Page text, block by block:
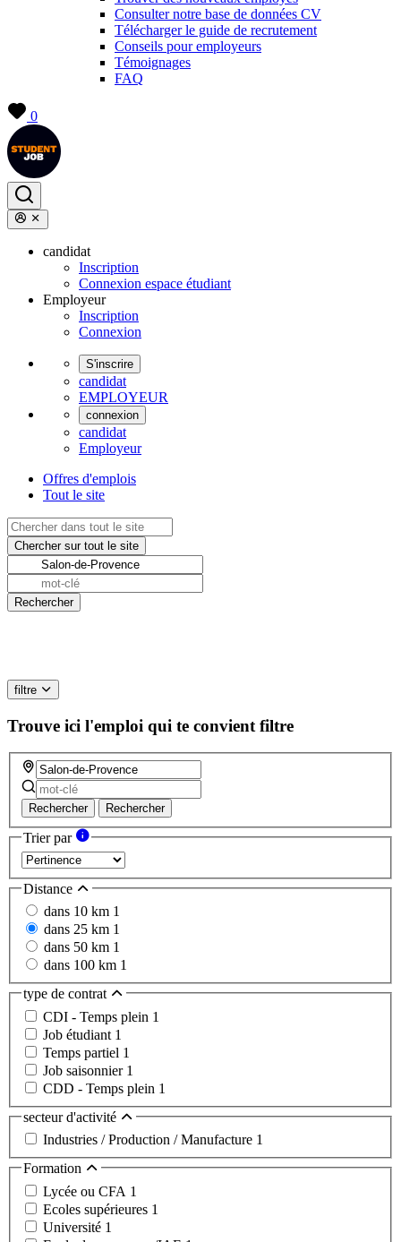
Consulter notre base de données CV
Télécharger le guide de recrutement
Conseils pour employeurs
Témoignages
FAQ
0
candidat
Inscription
Connexion espace étudiant
Employeur
Inscription
Connexion
S'inscrire
candidat
EMPLOYEUR
connexion
candidat
Employeur
Offres d'emplois
Tout le site
filtre
Trouve ici l'emploi qui te convient filtre
Rechercher Rechercher
Trier par
Distance
dans 10 km 1
dans 25 km 1
dans 50 km 1
dans 100 km 1
type de contrat
CDI - Temps plein 1
Job étudiant 1
Temps partiel 1
Job saisonnier 1
CDD - Temps plein 1
secteur d'activité
Industries / Production / Manufacture 1
Formation
Lycée ou CFA 1
Ecoles supérieures 1
Université 1